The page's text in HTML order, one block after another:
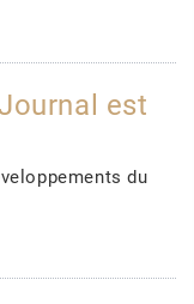
est
du